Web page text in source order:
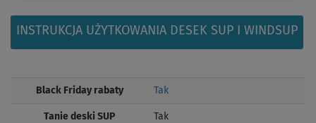
INSTRUKCJA UŻYTKOWANIA DESEK SUP I WINDSUP
Black Friday rabaty Tak
Tanie deski SUP Tak